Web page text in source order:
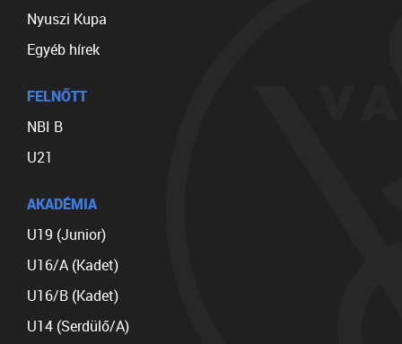
Nyuszi Kupa
Egyéb hírek
FELNŐTT
NBI B
U21
AKADÉMIA
U19 (Junior)
U16/A (Kadet)
U16/B (Kadet)
U14 (Serdülő/A)